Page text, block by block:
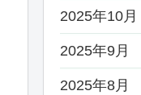
2025年10月
2025年9月
2025年8月